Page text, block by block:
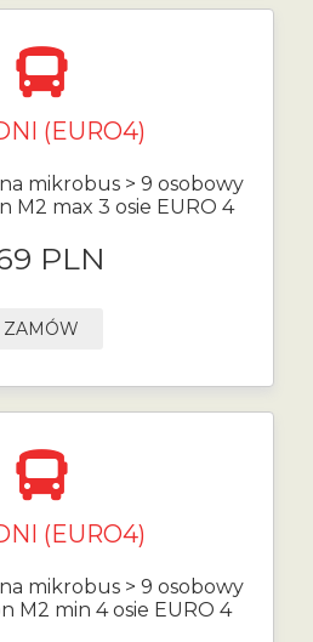
(EURO4)
mikrobus > 9 osobowy
M2 max 3 osie EURO 4
PLN
ZAMÓW
(EURO4)
mikrobus > 9 osobowy
M2 min 4 osie EURO 4